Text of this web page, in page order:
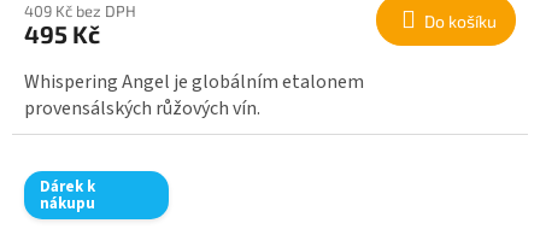
409 Kč bez DPH
495 Kč Do košíku
Whispering Angel je globálním etalonem
provensálských růžových vín.
Dárek k
nákupu